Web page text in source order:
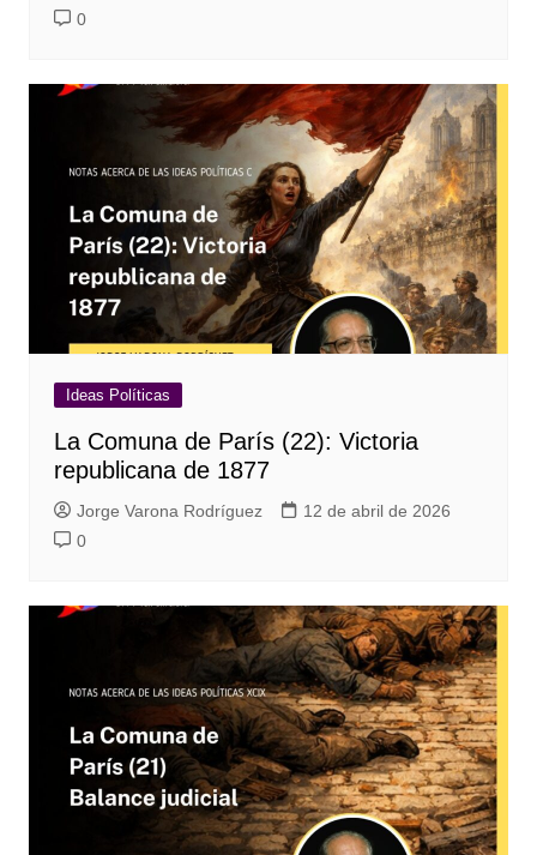
0
Ideas Políticas
La Comuna de París (22): Victoria
republicana de 1877
Jorge Varona Rodríguez
12 de abril de 2026
0